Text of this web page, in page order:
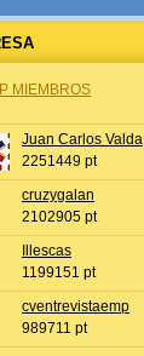
MIEMBROS
Juan Carlos Valda
2251449 pt
cruzygalan
2102905 pt
Illescas
1199151 pt
cventrevistaemp
989711 pt